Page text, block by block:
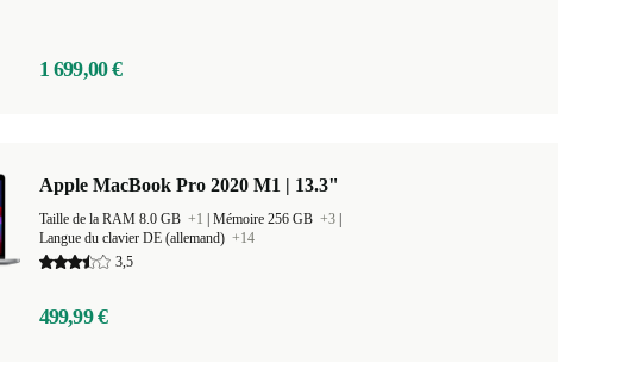
1 699,00 €
Apple MacBook Pro 2020 M1 | 13.3"
Taille de la RAM 8.0 GB +1 Mémoire 256 GB +3
Langue du clavier DE (allemand) +14
3,5
499,99 €